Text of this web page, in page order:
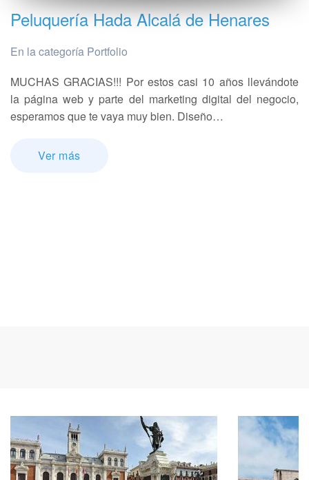
Peluquería Hada Alcalá de Henares
En la categoría Portfolio
MUCHAS GRACIAS!!! Por estos casi 10 años llevándote
la página web y parte del marketing digital del negocio,
esperamos que te vaya muy bien. Diseño…
Ver más